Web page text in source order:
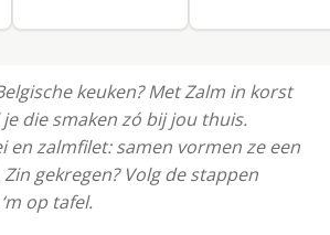
keuken? Met Zalm in korst
die smaken zó bij jou thuis.
en zalmfilet: samen vormen ze een
gekregen? Volg de stappen
op tafel.